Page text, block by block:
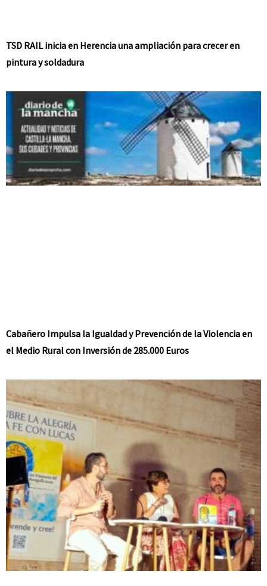
TSD RAIL inicia en Herencia una ampliación para crecer en
pintura y soldadura
Cabañero Impulsa la Igualdad y Prevención de la Violencia en
el Medio Rural con Inversión de 285.000 Euros